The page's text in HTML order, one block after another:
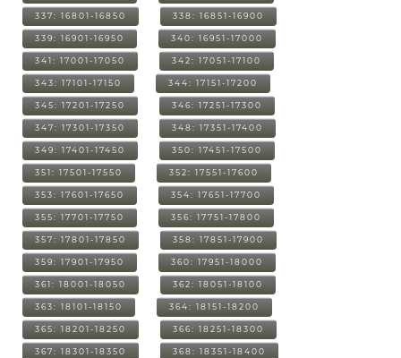
337: 16801-16850 338: 16851-16900
339: 16901-16950 340: 16951-17000
341: 17001-17050 342: 17051-17100
343: 17101-17150 344: 17151-17200
345: 17201-17250 346: 17251-17300
347: 17301-17350 348: 17351-17400
349: 17401-17450 350: 17451-17500
351: 17501-17550 352: 17551-17600
353: 17601-17650 354: 17651-17700
355: 17701-17750 356: 17751-17800
357: 17801-17850 358: 17851-17900
359: 17901-17950 360: 17951-18000
361: 18001-18050 362: 18051-18100
363: 18101-18150 364: 18151-18200
365: 18201-18250 366: 18251-18300
367: 18301-18350 368: 18351-18400